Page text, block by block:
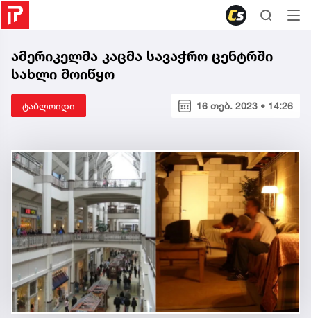
ამერიკელმა კაცმა სავაჭრო ცენტრში
სახლი მოიწყო
ტაბლოიდი 16 თებ. 2023 • 14:26